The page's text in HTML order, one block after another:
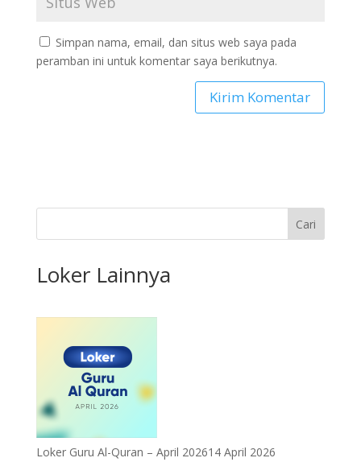
Simpan nama, email, dan situs web saya pada
peramban ini untuk komentar saya berikutnya.
Cari
Loker Lainnya
Loker Guru Al-Quran – April 202614 April 2026